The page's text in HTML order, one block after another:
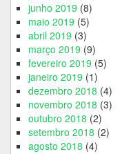
junho 2019 (8)
maio 2019 (5)
abril 2019 (3)
março 2019 (9)
fevereiro 2019 (5)
janeiro 2019 (1)
dezembro 2018 (4)
novembro 2018 (3)
outubro 2018 (2)
setembro 2018 (2)
agosto 2018 (4)